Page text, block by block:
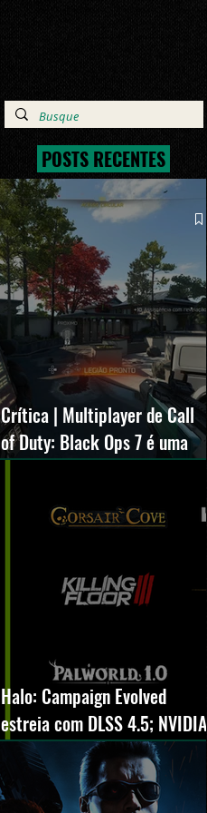
POSTS RECENTES
Crítica | Multiplayer de Call
of Duty: Black Ops 7 é uma
experiência positiva,
Halo: Campaign Evolved
estreia com DLSS 4.5; NVIDIA
lança novo GeForce Game
Ready Driver para grandes
lançamentos